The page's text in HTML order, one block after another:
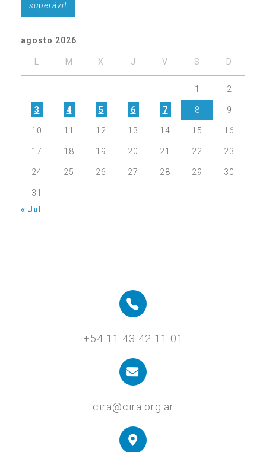
superávit
agosto 2026
L M X J V S D
1 2
3 4 5 6 7 8 9
10 11 12 13 14 15 16
17 18 19 20 21 22 23
24 25 26 27 28 29 30
31
« Jul
+54 11 43 42 11 01
cira@cira.org.ar